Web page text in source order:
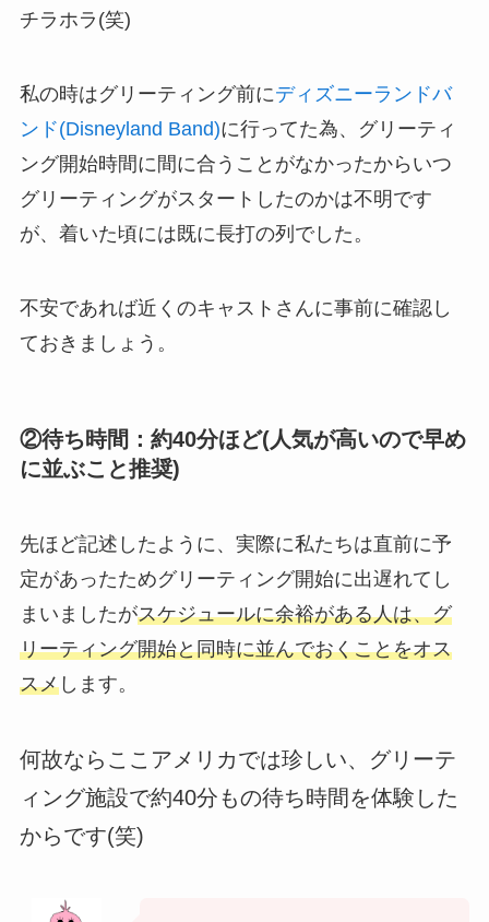
チラホラ(笑)
私の時はグリーティング前にディズニーランドバ
ンド(Disneyland Band)に行ってた為、グリーティ
ング開始時間に間に合うことがなかったからいつ
グリーティングがスタートしたのかは不明です
が、着いた頃には既に長打の列でした。
不安であれば近くのキャストさんに事前に確認し
ておきましょう。
②待ち時間： 約40分ほど(人気が高いので早め
に並ぶこと推奨)
先ほど記述したように、実際に私たちは直前に予
定があったためグリーティング開始に出遅れてし
まいましたがスケジュールに余裕がある人は、グ
リーティング開始と同時に並んでおくことをオス
スメします。
何故ならここアメリカでは珍しい、 グリーテ
ィング施設で約40分もの待ち時間 を体験した
からです(笑)